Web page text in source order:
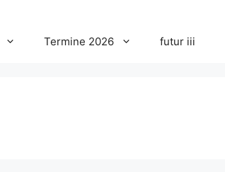
Termine 2026 futur iii